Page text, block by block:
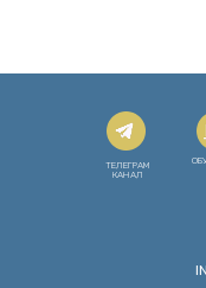
ТЕЛЕГРАМ
КАНАЛ